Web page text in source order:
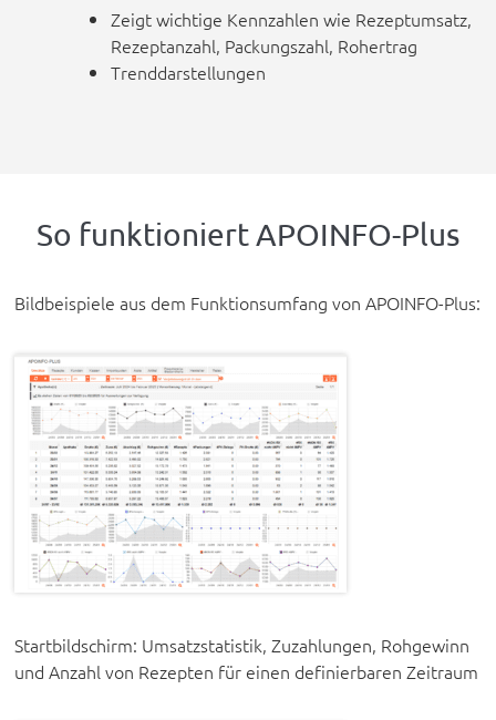
Zeigt wichtige Kennzahlen wie Rezeptumsatz,
Rezeptanzahl, Packungszahl, Rohertrag
Trenddarstellungen
So funktioniert APOINFO-Plus
Bildbeispiele aus dem Funktionsumfang von APOINFO-Plus:
Startbildschirm: Umsatzstatistik, Zuzahlungen, Rohgewinn
und Anzahl von Rezepten für einen definierbaren Zeitraum